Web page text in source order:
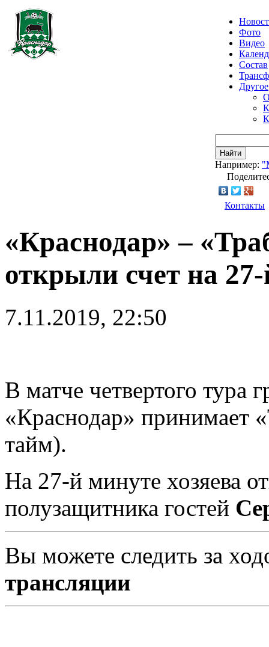
Фото
Видео
Состав
Другое
Найти
Например:
Контакты
«Краснодар» –
открыли счет на
7.11.2019, 22:50
В матче четвертого тура
«Краснодар» принимает
тайм).
На 27-й минуте хозяева
полузащитника гостей
Вы можете следить за
трансляции